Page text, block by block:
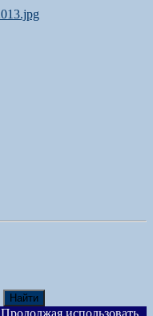
Найти
. Продолжая использовать